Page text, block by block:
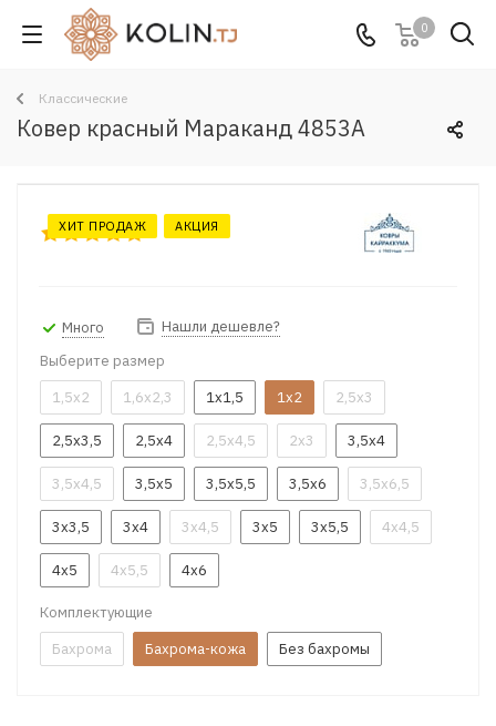
0
Классические
Ковер красный Мараканд 4853A
ХИТ ПРОДАЖ АКЦИЯ
Много
Нашли дешевле?
Выберите размер
1,5x2
1,6x2,3 1x1,5 1x2 2,5x3
2,5x3,5 2,5x4 2,5x4,5 2x3 3,5x4
3,5x4,5 3,5x5 3,5x5,5 3,5x6 3,5x6,5
3x3,5 3x4 3x4,5 3x5 3x5,5 4x4,5
4x5 4x5,5 4x6
Комплектующие
Бахрома
Бахрома-кожа Без бахромы